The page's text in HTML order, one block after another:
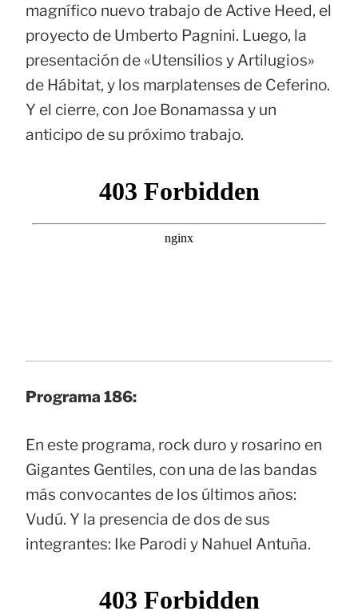
magnífico nuevo trabajo de Active Heed, el
proyecto de Umberto Pagnini. Luego, la
presentación de «Utensilios y Artilugios»
de Hábitat, y los marplatenses de Ceferino.
Y el cierre, con Joe Bonamassa y un
anticipo de su próximo trabajo.
Programa 186:
En este programa, rock duro y rosarino en
Gigantes Gentiles, con una de las bandas
más convocantes de los últimos años:
Vudú. Y la presencia de dos de sus
integrantes: Ike Parodi y Nahuel Antuña.